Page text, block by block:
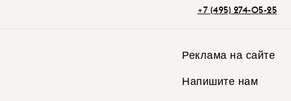
+7 (495) 274-05-25
Реклама на сайте
Напишите нам